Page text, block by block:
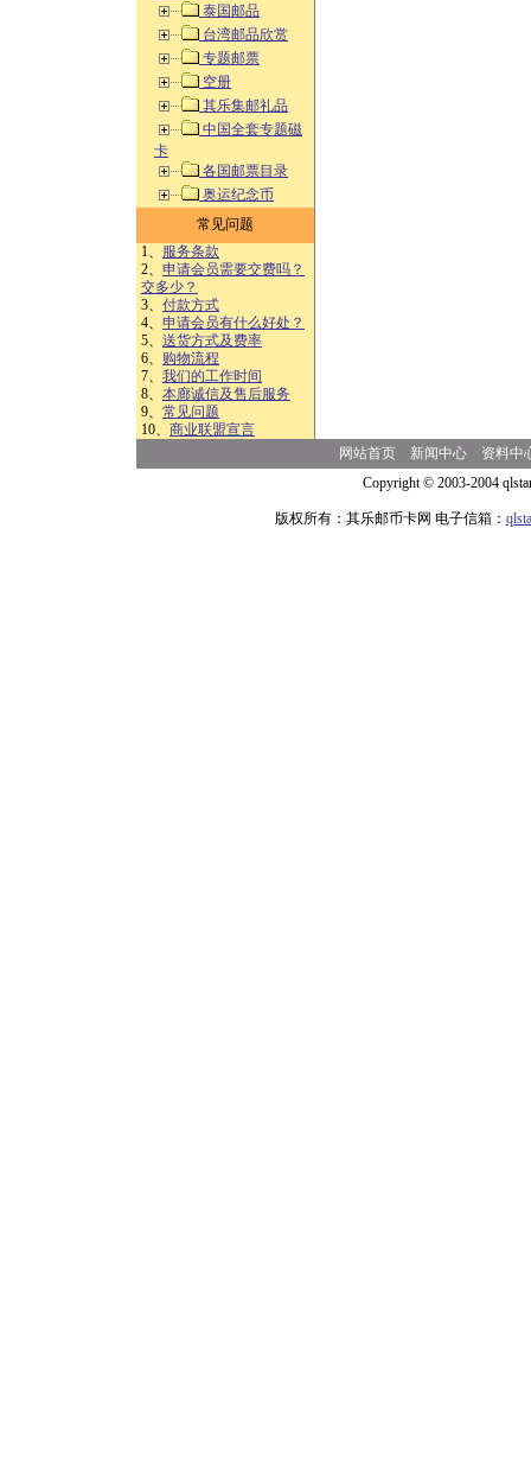
泰国邮品
台湾邮品欣赏
专题邮票
空册
其乐集邮礼品
中国全套专题磁
卡
各国邮票目录
奥运纪念币
常见问题
1、 服务条款
2、 申请会员需要交费吗？
交多少？
3、 付款方式
4、 申请会员有什么好处？
5、 送货方式及费率
6、 购物流程
7、 我们的工作时间
8、 本廊诚信及售后服务
9、 常见问题
10、 商业联盟宣言
网站首页 新闻中心
资料中
Copyright © 2003-2004
版权所有：其乐邮币卡网 电子信箱：